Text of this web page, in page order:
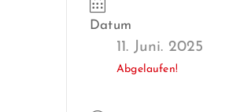
Datum
11. Juni. 2025
Abgelaufen!